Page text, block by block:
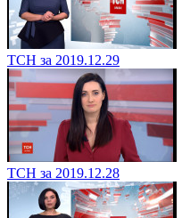
ТСН за 2019.12.29
ТСН за 2019.12.28